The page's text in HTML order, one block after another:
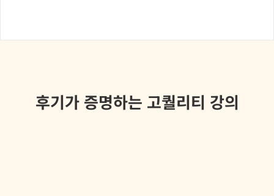
후기가 증명하는 고퀄리티 강의